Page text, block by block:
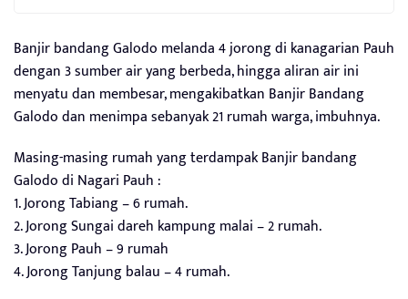
Banjir bandang Galodo melanda 4 jorong di kanagarian Pauh
dengan 3 sumber air yang berbeda, hingga aliran air ini
menyatu dan membesar, mengakibatkan Banjir Bandang
Galodo dan menimpa sebanyak 21 rumah warga, imbuhnya.
Masing-masing rumah yang terdampak Banjir bandang
Galodo di Nagari Pauh :
1. Jorong Tabiang – 6 rumah.
2. Jorong Sungai dareh kampung malai – 2 rumah.
3. Jorong Pauh – 9 rumah
4. Jorong Tanjung balau – 4 rumah.